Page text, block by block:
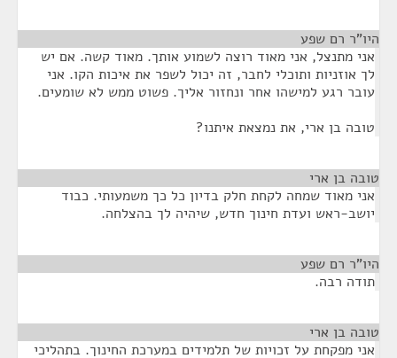
היו"ר רם שפע
אני מתנצל, אני מאוד רוצה לשמוע אותך. מאוד קשה. אם יש
לך אוזניות ותוכלי לחבר, זה יכול לשפר את איכות הקו. אני
עובר רגע למישהו אחר ונחזור אליך. פשוט ממש לא שומעים.
טובה בן ארי, את נמצאת איתנו?
טובה בן ארי
אני מאוד שמחה לקחת חלק בדיון כל כך משמעותי. כבוד
יושב-ראש ועדת חינוך חדש, שיהיה לך בהצלחה.
היו"ר רם שפע
תודה רבה.
טובה בן ארי
אני מפקחת על זכויות של תלמידים במערכת החינוך. בתהליכי